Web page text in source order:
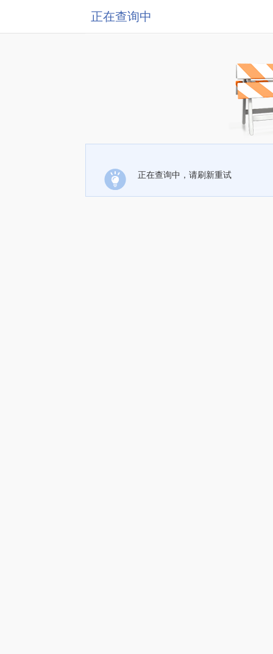
正在查询中
正在查询中，请刷新重试